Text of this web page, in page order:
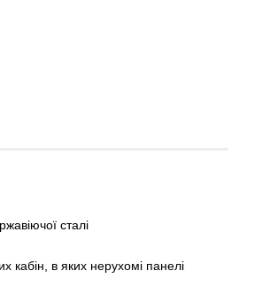
сталі
кабін, в яких нерухомі панелі